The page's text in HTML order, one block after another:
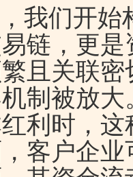
我们开始
链，更
且关联
制被放
利时，
客户企